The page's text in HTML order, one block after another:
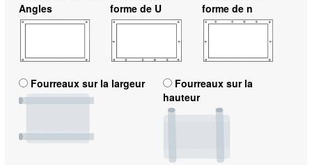
Angles
forme de U
forme de n
Fourreaux sur la largeur
Fourreaux sur la
hauteur